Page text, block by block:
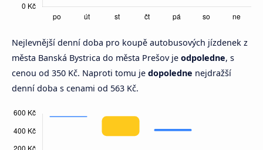
Nejlevnější denní doba pro koupě autobusových jízdenek z
města Banská Bystrica do města Prešov je odpoledne, s
cenou od 350 Kč. Naproti tomu je dopoledne nejdražší
denní doba s cenami od 563 Kč.